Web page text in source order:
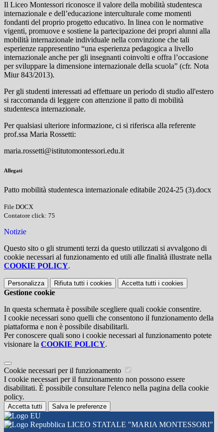
Il Liceo Montessori riconosce il valore della mobilità studentesca
internazionale e dell’educazione interculturale come momenti
fondanti del proprio progetto educativo. In linea con le normative
vigenti, promuove e sostiene la partecipazione dei propri alunni alla
mobilità internazionale individuale nella convinzione che tali
esperienze rappresentino “una esperienza pedagogica a livello
internazionale anche per gli insegnanti coinvolti e offra l’occasione
per sviluppare la dimensione internazionale della scuola” (cfr. Nota
Miur 843/2013).
Per gli studenti interessati ad effettuare un periodo di studio all'estero
si raccomanda di leggere con attenzione il patto di mobilità
studentesca internazionale.
Per qualsiasi ulteriore informazione, ci si riferisca alla referente
prof.ssa Maria Rossetti:
maria.rossetti@istitutomontessori.edu.it
Allegati
Patto mobilità studentesca internazionale editabile 2024-25 (3).docx
File DOCX
Contatore click: 75
Notizie
Questo sito o gli strumenti terzi da questo utilizzati si avvalgono di
cookie necessari al funzionamento ed utili alle finalità illustrate nella
COOKIE POLICY.
Personalizza Rifiuta tutti i cookies Accetta tutti i cookies
Gestione cookie
In questa schermata è possibile scegliere quali cookie consentire.
I cookie necessari sono quelli che consentono il funzionamento della
piattaforma e non è possibile disabilitarli.
Per conoscere quali sono i cookie necessari al funzionamento potete
visionare la COOKIE POLICY.
Cookie necessari per il funzionamento
I cookie necessari per il funzionamento non possono essere
disabilitati. È possibile consultare l'elenco nella pagina della cookie
policy.
Accetta tutti Salva le preferenze
LICEO STATALE "MARIA MONTESSORI"